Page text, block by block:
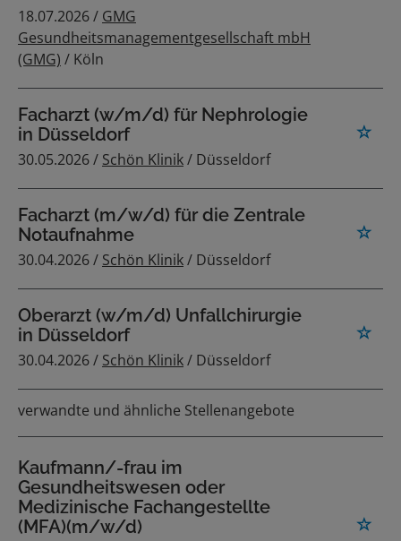
18.07.2026 / GMG
Gesundheitsmanagementgesellschaft mbH
(GMG) / Köln
Facharzt (w/m/d) für Nephrologie
in Düsseldorf
30.05.2026 / Schön Klinik/ Düsseldorf
Facharzt (m/w/d) für die Zentrale
Notaufnahme
30.04.2026 / Schön Klinik/ Düsseldorf
Oberarzt (w/m/d) Unfallchirurgie
in Düsseldorf
30.04.2026 / Schön Klinik/ Düsseldorf
verwandte und ähnliche Stellenangebote
Kaufmann/-frau im
Gesundheitswesen oder
Medizinische Fachangestellte
(MFA)(m/w/d)